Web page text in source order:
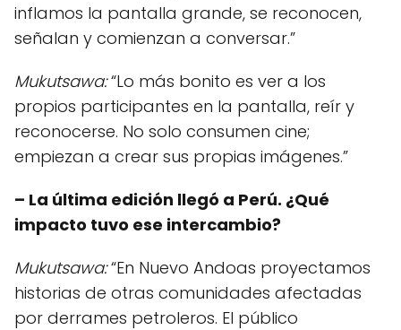
inflamos la pantalla grande, se reconocen,
señalan y comienzan a conversar.”
Mukutsawa:“Lo más bonito es ver a los
propios participantes en la pantalla, reír y
reconocerse. No solo consumen cine;
empiezan a crear sus propias imágenes.”
– La última edición llegó a Perú. ¿Qué
impacto tuvo ese intercambio?
Mukutsawa:“En Nuevo Andoas proyectamos
historias de otras comunidades afectadas
por derrames petroleros. El público